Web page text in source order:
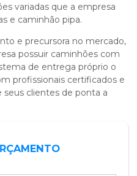
variadas que a empresa
e caminhão pipa.
e precursora no mercado,
possuir caminhões com
de entrega próprio o
profissionais certificados e
seus clientes de ponta a